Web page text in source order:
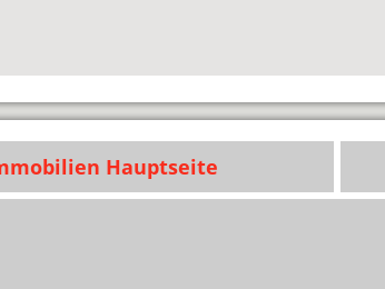
Hauptseite